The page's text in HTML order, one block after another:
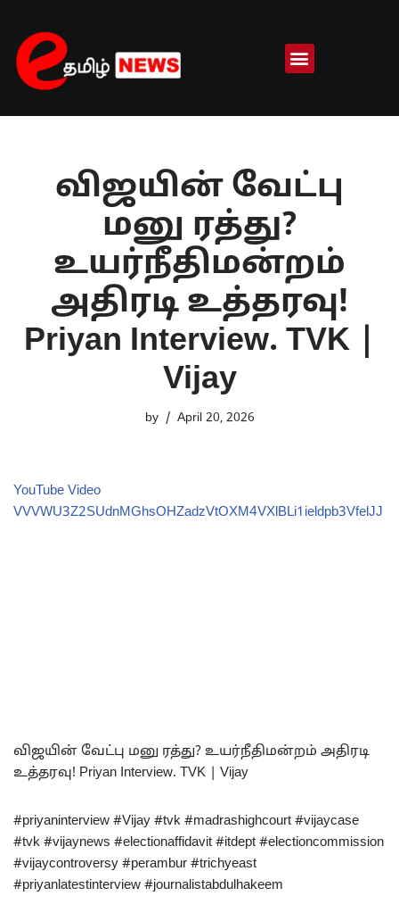
Skip
to
content
விஜயின் வேட்பு
மனு ரத்து?
உயர்நீதிமன்றம்
அதிரடி உத்தரவு!
Priyan Interview. TVK |
Vijay
by April 20, 2026
YouTube Video
VVVWU3Z2SUdnMGhsOHZadzVtOXM4VXlBLi1ieldpb3VfelJJ
விஜயின் வேட்பு மனு ரத்து? உயர்நீதிமன்றம் அதிரடி
உத்தரவு! Priyan Interview. TVK | Vijay
#priyaninterview #Vijay #tvk #madrashighcourt #vijaycase
#tvk #vijaynews #electionaffidavit #itdept #electioncommission
#vijaycontroversy #perambur #trichyeast
#priyanlatestinterview #journalistabdulhakeem